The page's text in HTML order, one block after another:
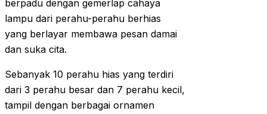
berpadu dengan gemerlap cahaya
lampu dari perahu-perahu berhias
yang berlayar membawa pesan damai
dan suka cita.
Sebanyak 10 perahu hias yang terdiri
dari 3 perahu besar dan 7 perahu kecil,
tampil dengan berbagai ornamen